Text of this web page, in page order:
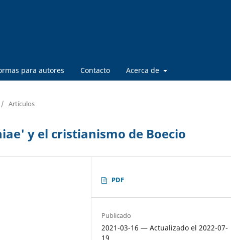
para autores Contacto Acerca de
/ Artículos
y el cristianismo de Boecio
PDF
Publicado
2021-03-16 — Actualizado el 2022-07-
19